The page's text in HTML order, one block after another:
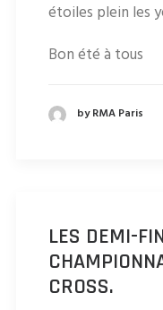
étoiles plein les
Bon été à tous
by RMA Paris
LES DEMI-
CROSS.